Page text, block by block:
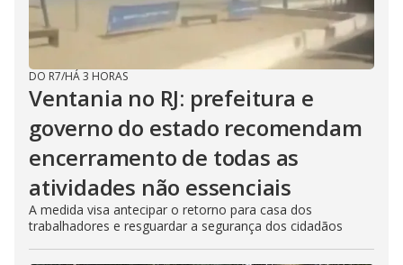
DO R7/HÁ 3 HORAS
Ventania no RJ: prefeitura e
governo do estado recomendam
encerramento de todas as
atividades não essenciais
A medida visa antecipar o retorno para casa dos
trabalhadores e resguardar a segurança dos cidadãos